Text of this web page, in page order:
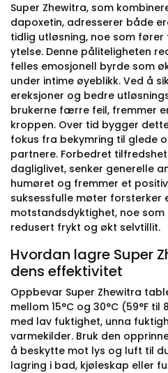
Super Zhewitra, som
dapoxetin, adresserer både
tidlig utløsning, noe som
ytelse. Denne påliteligheten
felles emosjonell byrde som
under intime øyeblikk. Ved å
ereksjoner og bedre
brukerne færre feil, fremmer
kroppen. Over tid bygger
fokus fra bekymring til glede
partnere. Forbedret
dagliglivet, senker generelle
humøret og fremmer et
suksessfulle møter forsterker
motstandsdyktighet, noe
redusert frykt og økt selvtillit.
Hvordan lagre Super
dens effektivitet
Oppbevar Super Zhewitra
mellom 15°C og 30°C (59°F
med lav fuktighet, unna
varmekilder. Bruk den
å beskytte mot lys og luft til
lagring i bad, kjøleskap eller